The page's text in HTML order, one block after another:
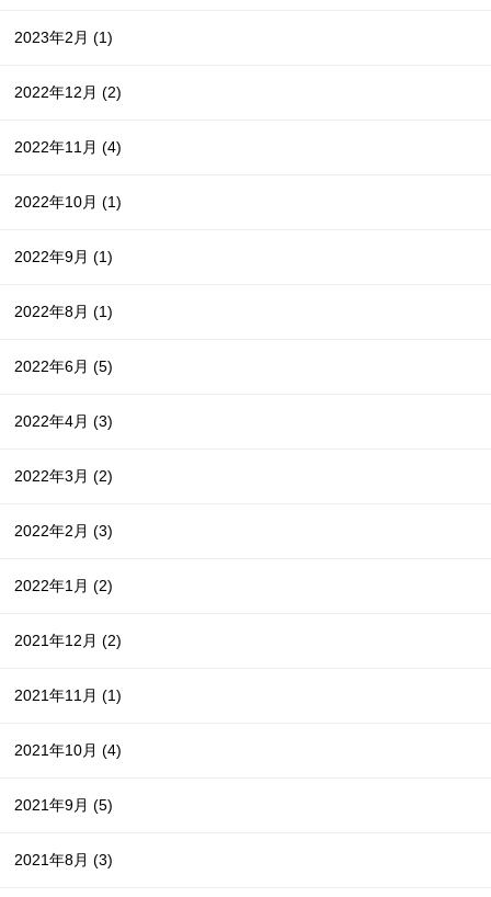
2023年2月(1)
2022年12月(2)
2022年11月(4)
2022年10月(1)
2022年9月(1)
2022年8月(1)
2022年6月(5)
2022年4月(3)
2022年3月(2)
2022年2月(3)
2022年1月(2)
2021年12月(2)
2021年11月(1)
2021年10月(4)
2021年9月(5)
2021年8月(3)